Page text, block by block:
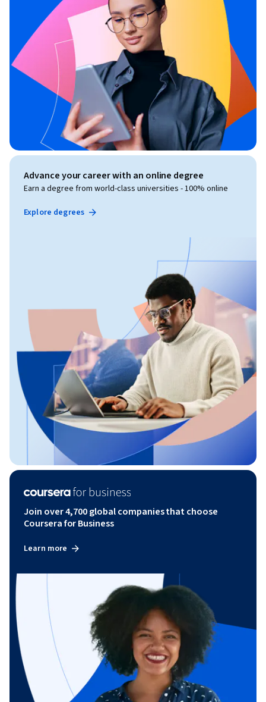
Advance your career with an online degree
Earn a degree from world-class universities - 100% online
Explore degrees
Join over 4,700 global companies that choose
Coursera for Business
Learn more